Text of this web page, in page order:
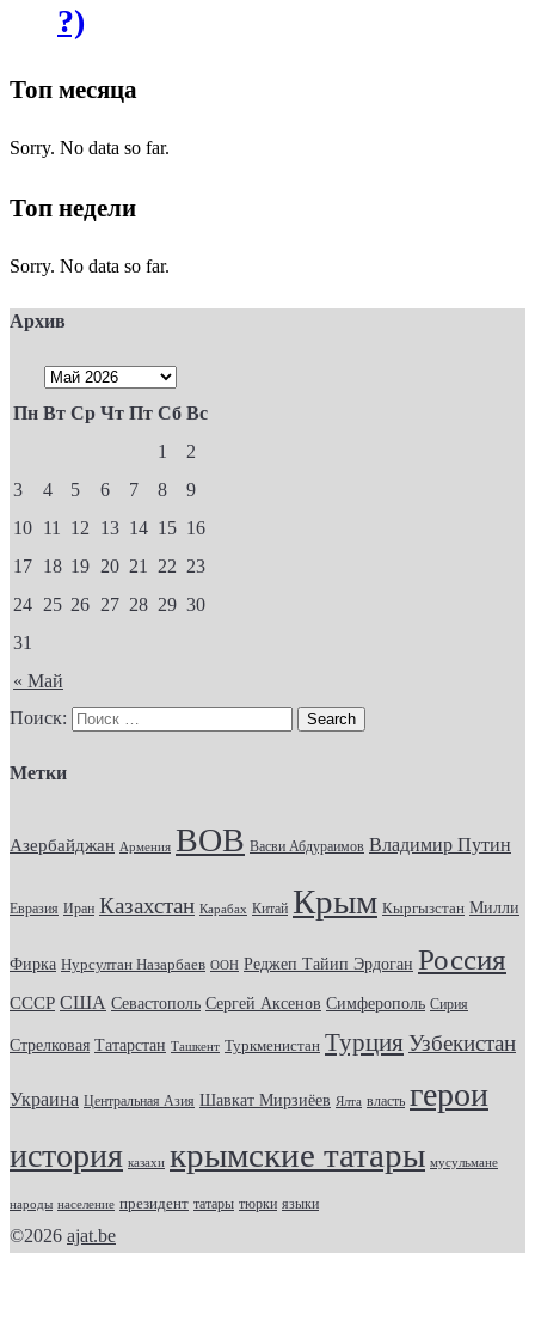
?)
Топ месяца
Sorry. No data so far.
Топ недели
Sorry. No data so far.
Архив
Пн Вт Ср Чт Пт Сб Вс
« Май
1
2
3
4 5 6 7 8
9
10 11 12 13 14 15 16
17 18 19 20 21 22 23
24 25 26 27 28 29 30
31
Поиск:
Метки
Азербайджан Армения ВОВ Васви Абдураимов Владимир Путин
Евразия Иран Казахстан Карабах Китай Крым Кыргызстан Милли
Фирка Нурсултан Назарбаев ООН Реджеп Тайип Эрдоган Россия
СССР США Севастополь Сергей Аксенов Симферополь Сирия
Стрелковая Татарстан Ташкент Туркменистан Турция Узбекистан
Украина Центральная Азия Шавкат Мирзиёев Ялта власть герои
история казахи крымские татары мусульмане
народы население президент татары тюрки языки
©2026 ajat.be